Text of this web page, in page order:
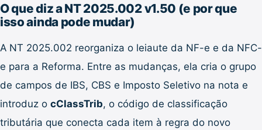
O que diz a NT 2025.002 v1.50 (e por que
isso ainda pode mudar)
A NT 2025.002 reorganiza o leiaute da NF-e e da NFC-
e para a Reforma. Entre as mudanças, ela cria o grupo
de campos de IBS, CBS e Imposto Seletivo na nota e
introduz o cClassTrib, o código de classificação
tributária que conecta cada item à regra do novo